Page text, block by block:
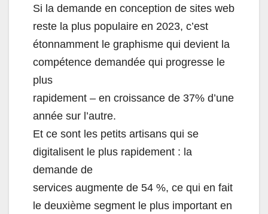
Si la demande en conception de sites web
reste la plus populaire en 2023, c’est
étonnamment le graphisme qui devient la
compétence demandée qui progresse le
plus
rapidement – en croissance de 37% d’une
année sur l’autre.
Et ce sont les petits artisans qui se
digitalisent le plus rapidement : la
demande de
services augmente de 54 %, ce qui en fait
le deuxième segment le plus important en